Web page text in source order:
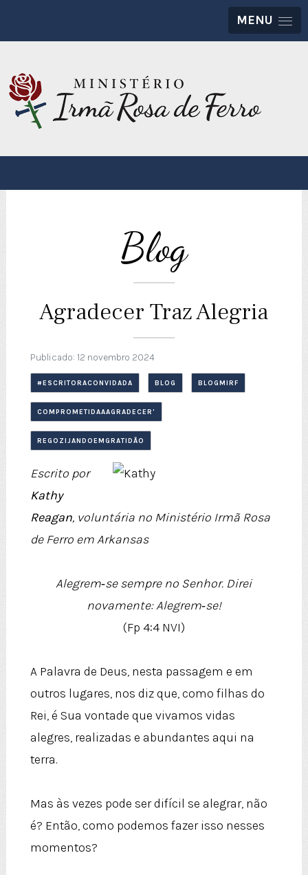
MENU
Blog
Agradecer Traz Alegria
Publicado: 12 novembro 2024
#ESCRITORACONVIDADA BLOG BLOGMIRF
COMPROMETIDAAAGRADECER'
REGOZIJANDOEMGRATIDÃO
Escrito por
Kathy
Reagan, voluntária no Ministério Irmã Rosa
de Ferro em Arkansas
Alegrem‑se sempre no Senhor. Direi
novamente: Alegrem‑se!
(Fp 4:4 NVI)
A Palavra de Deus, nesta passagem e em
outros lugares, nos diz que, como filhas do
Rei, é Sua vontade que vivamos vidas
alegres, realizadas e abundantes aqui na
terra.
Mas às vezes pode ser difícil se alegrar, não
é? Então, como podemos fazer isso nesses
momentos?